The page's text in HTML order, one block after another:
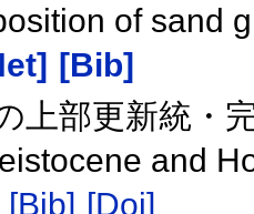
of sand
[Bib]
上部更新統・
and
[Bib] [Doi]